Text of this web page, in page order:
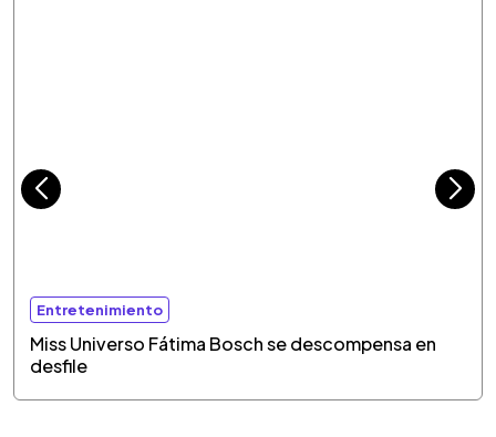
Entretenimiento
Miss Universo Fátima Bosch se descompensa en
desfile